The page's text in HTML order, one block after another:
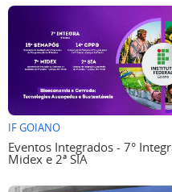
IF GOIANO
Eventos Integrados - 7°
Midex e 2ª SIA